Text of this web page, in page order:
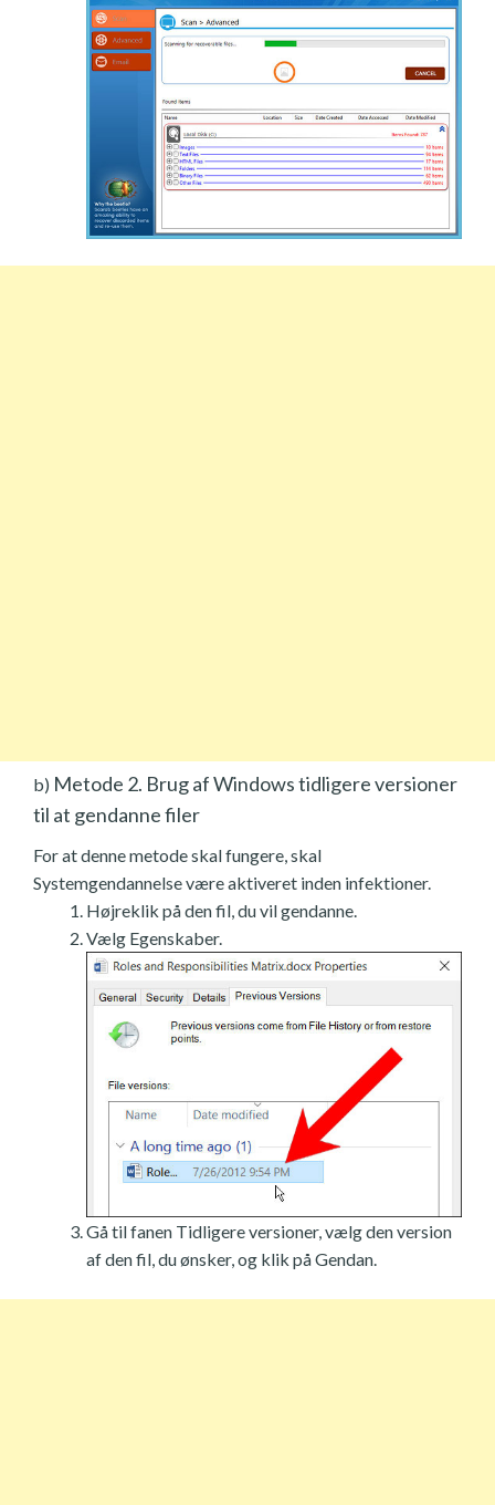
b) Metode 2. Brug af Windows tidligere versioner
til at gendanne filer
For at denne metode skal fungere, skal
Systemgendannelse være aktiveret inden infektioner.
Højreklik på den fil, du vil gendanne.
Vælg Egenskaber.
Gå til fanen Tidligere versioner, vælg den version
af den fil, du ønsker, og klik på Gendan.